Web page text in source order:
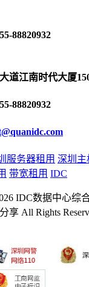
88820932
道江南时代大厦
88820932
服务器租用 深圳主
带宽租用 IDC
IDC数据中心综
享 All Rights